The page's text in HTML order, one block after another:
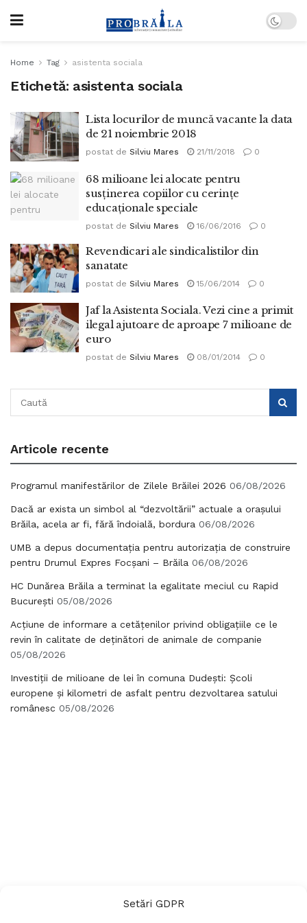
Setări GDPR
Home Tag asistenta sociala
Etichetă: asistenta sociala
Lista locurilor de muncă vacante la data
de 21 noiembrie 2018
postat de Silviu Mares 21/11/2018 0
68 milioane lei alocate pentru
susținerea copiilor cu cerințe
educaționale speciale
postat de Silviu Mares 16/06/2016 0
Revendicari ale sindicalistilor din
sanatate
postat de Silviu Mares 15/06/2014 0
Jaf la Asistenta Sociala. Vezi cine a primit
ilegal ajutoare de aproape 7 milioane de
euro
postat de Silviu Mares 08/01/2014 0
Articole recente
Programul manifestărilor de Zilele Brăilei 2026 06/08/2026
Dacă ar exista un simbol al “dezvoltării” actuale a orașului
Brăila, acela ar fi, fără îndoială, bordura 06/08/2026
UMB a depus documentația pentru autorizația de construire
pentru Drumul Expres Focșani – Brăila 06/08/2026
HC Dunărea Brăila a terminat la egalitate meciul cu Rapid
București 05/08/2026
Acțiune de informare a cetățenilor privind obligațiile ce le
revin în calitate de deținători de animale de companie
05/08/2026
Investiții de milioane de lei în comuna Dudești: Școli
europene și kilometri de asfalt pentru dezvoltarea satului
românesc 05/08/2026